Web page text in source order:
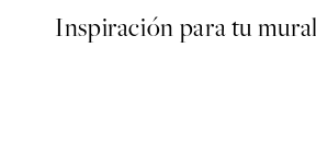
Inspiración para tu